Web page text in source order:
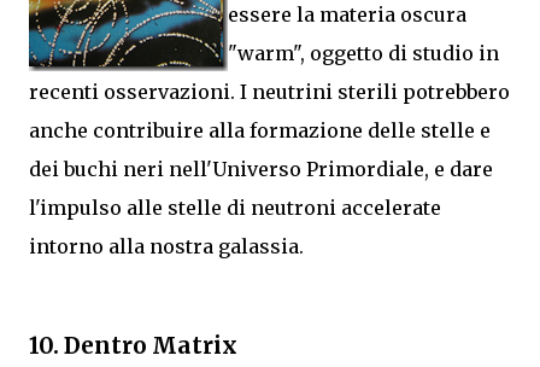
essere la materia oscura
"warm", oggetto di studio in
recenti osservazioni. I neutrini sterili potrebbero
anche contribuire alla formazione delle stelle e
dei buchi neri nell'Universo Primordiale, e dare
l'impulso alle stelle di neutroni accelerate
intorno alla nostra galassia.
10. Dentro Matrix